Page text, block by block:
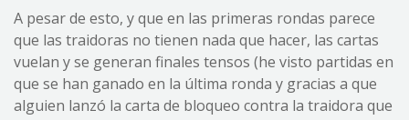
A pesar de esto, y que en las primeras rondas parece
que las traidoras no tienen nada que hacer, las cartas
vuelan y se generan finales tensos (he visto partidas en
que se han ganado en la última ronda y gracias a que
alguien lanzó la carta de bloqueo contra la traidora que